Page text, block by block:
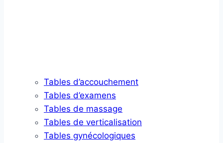
Tables d’accouchement
Tables d’examens
Tables de massage
Tables de verticalisation
Tables gynécologiques